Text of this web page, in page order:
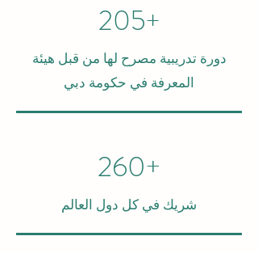
+205
دورة تدريبية مصرح لها من قبل هيئة
المعرفة في حكومة دبي
+260
شريك في كل دول العالم